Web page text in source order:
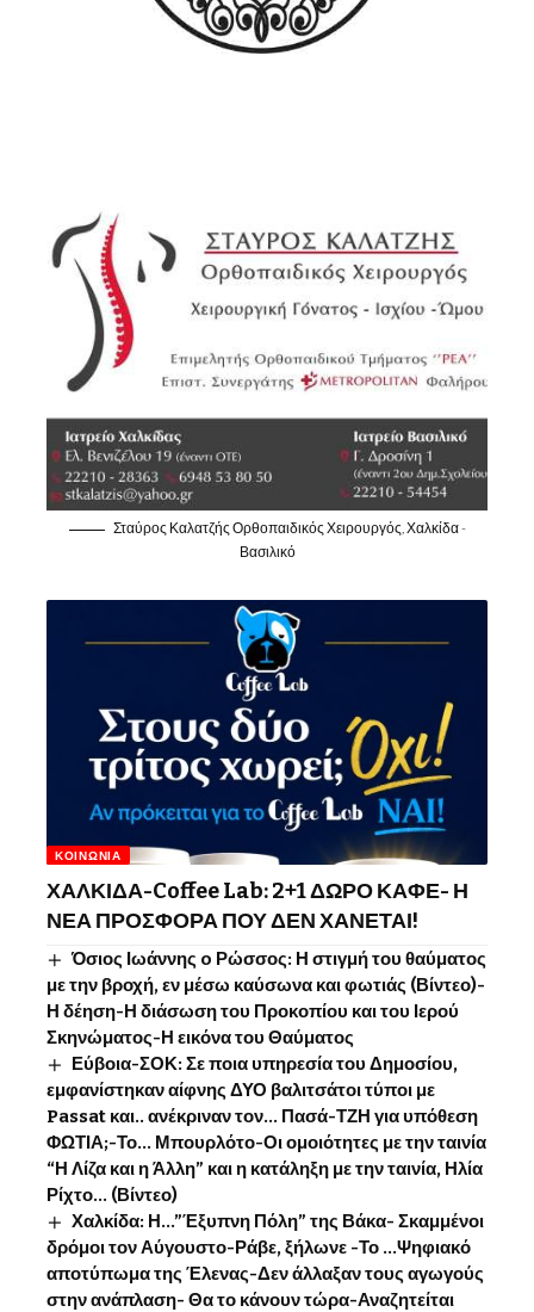
Σταύρος Καλατζής Ορθοπαιδικός Χειρουργός, Χαλκίδα -
Βασιλικό
ΚΟΙΝΩΝΊΑ
ΧΑΛΚΙΔΑ-Coffee Lab: 2+1 ΔΩΡΟ ΚΑΦΕ- Η
ΝΕΑ ΠΡΟΣΦΟΡΑ ΠΟΥ ΔΕΝ ΧΑΝΕΤΑΙ!
Όσιος Ιωάννης o Ρώσσος: Η στιγμή του θαύματος
με την βροχή, εν μέσω καύσωνα και φωτιάς (Βίντεο)-
Η δέηση-Η διάσωση του Προκοπίου και του Ιερού
Σκηνώματος-Η εικόνα του Θαύματος
Εύβοια-ΣΟΚ: Σε ποια υπηρεσία του Δημοσίου,
εμφανίστηκαν αίφνης ΔΥΟ βαλιτσάτοι τύποι με
Passat και.. ανέκριναν τον… Πασά-ΤΖΗ για υπόθεση
ΦΩΤΙΑ;-Το… Μπουρλότο-Οι ομοιότητες με την ταινία
“Η Λίζα και η Άλλη” και η κατάληξη με την ταινία, Ηλία
Ρίχτο… (Βίντεο)
Χαλκίδα: Η…”Έξυπνη Πόλη” της Βάκα- Σκαμμένοι
δρόμοι τον Αύγουστο-Ράβε, ξήλωνε -Το …Ψηφιακό
αποτύπωμα της Έλενας-Δεν άλλαξαν τους αγωγούς
στην ανάπλαση- Θα το κάνουν τώρα-Αναζητείται